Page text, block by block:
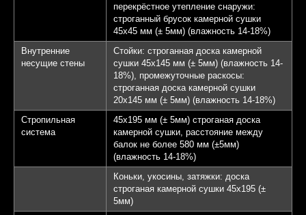
перекрёстное утепление снаружи:
строганный брусок камерной сушки
45х45 мм (± 5мм) (влажность 14-18%)
Внутренние
несущие стены
Стойки: строганная доска камерной
сушки 45х145 мм (± 5мм) (влажность 14-
18%), промежуточные раскосы:
строганная доска камерной сушки
20х145 мм (± 5мм) (влажность 14-18%)
Стропильная
система
45х195 мм (± 5мм) строганая доска
камерной сушки, расстояние между
балок не более 580 мм (±5мм)
(влажность 14-18%)
Коньки, укосины, затяжки: доска
строганая камерной сушки 45х195 (±
5мм)